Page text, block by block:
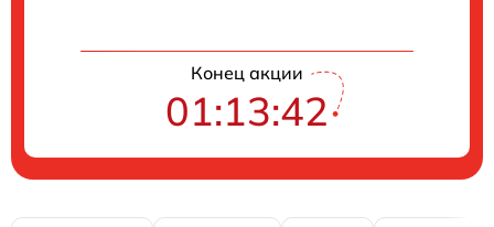
Конец акции
01:13:41